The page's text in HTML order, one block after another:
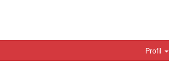
Profil